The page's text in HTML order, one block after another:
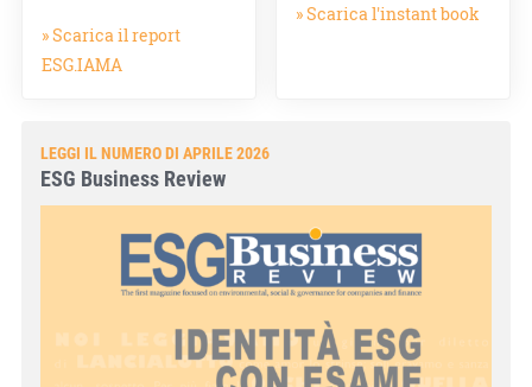
» Scarica il report
ESG.IAMA
» Scarica l'instant book
LEGGI IL NUMERO DI APRILE 2026
ESG Business Review